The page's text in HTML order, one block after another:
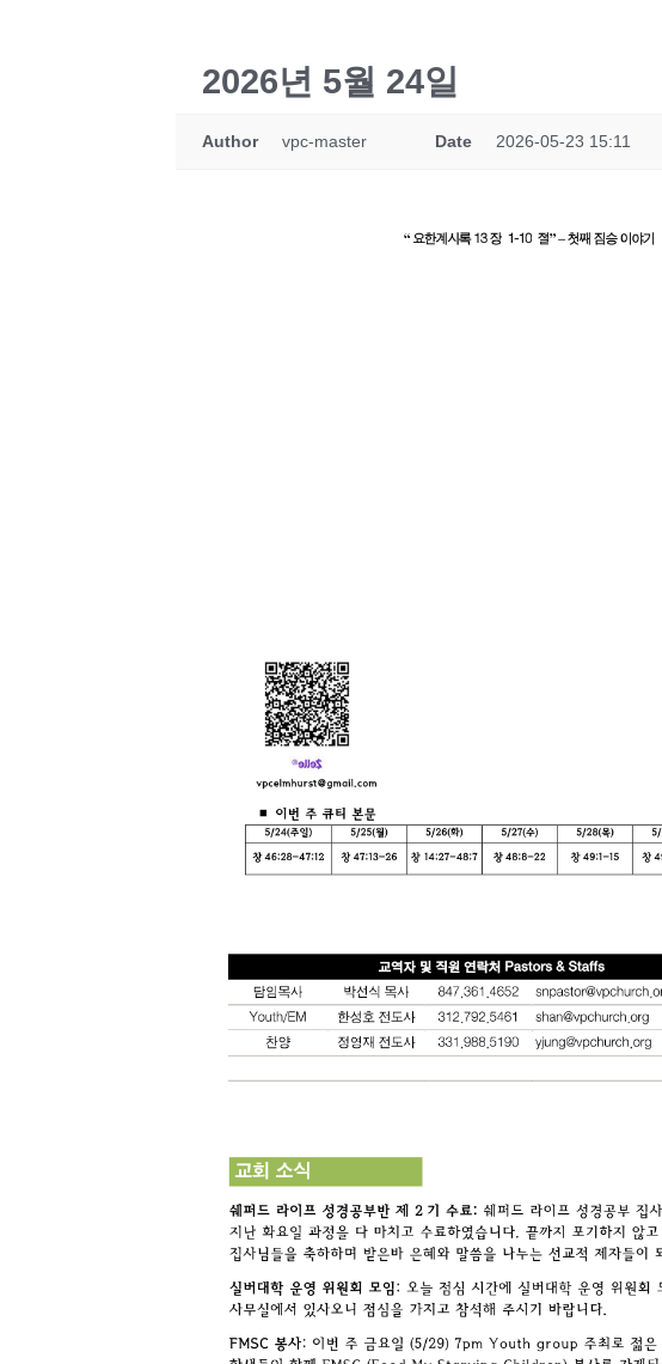
2026년 5월 24일
Author vpc-master Date 2026-05-23 15:11